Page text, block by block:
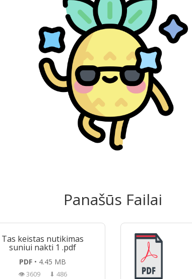
Panašūs Failai
Tas keistas nutikimas
suniui nakti 1 .pdf
PDF• 4.45 MB
👁 3609 ⬇ 486